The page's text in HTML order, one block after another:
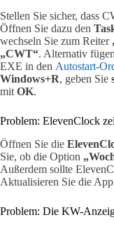
Stellen Sie sicher, dass
Öffnen Sie dazu den
wechseln Sie zum Reiter
„CWT“. Alternativ
EXE in den Autostart-
Windows+R, geben Sie
mit OK.
Problem: ElevenClock
Öffnen Sie die
Sie, ob die Option
Außerdem sollte
Aktualisieren Sie die
Problem: Die KW-